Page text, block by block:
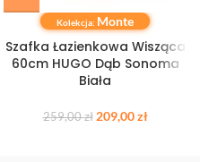
Kolekcja: Monte
Szafka Łazienkowa Wisząca
60cm HUGO Dąb Sonoma
Biała
259,00zł 209,00zł